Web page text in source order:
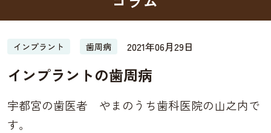
インプラント 歯周病 2021年06月29日
インプラントの歯周病
宇都宮の歯医者 やまのうち歯科医院の山之内で
す。